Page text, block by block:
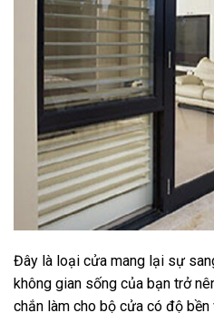
Đây là loại cửa mang lại sự
không gian sống của bạn trở
chắn làm cho bộ cửa có độ